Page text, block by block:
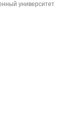
университет